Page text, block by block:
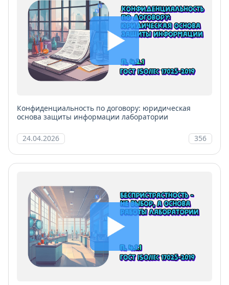
Конфиденциальность по договору: юридическая
основа защиты информации лаборатории
24.04.2026 356